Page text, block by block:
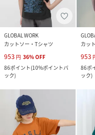
GLOBAL WORK
カットソー・Tシャツ
953 円 36%OFF
86ポイント(10%ポイントバ
ック)
カッ
953
86ポ
ック)